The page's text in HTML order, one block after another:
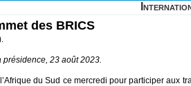
des BRICS
présidence, 23 août 2023.
du Sud ce mercredi pour participer aux